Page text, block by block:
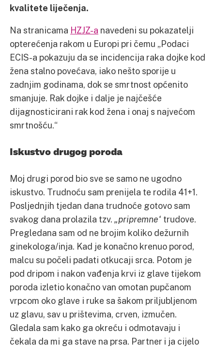
kvalitete liječenja.
Na stranicama HZJZ-a navedeni su pokazatelji
opterećenja rakom u Europi pri čemu „Podaci
ECIS-a pokazuju da se incidencija raka dojke kod
žena stalno povećava, iako nešto sporije u
zadnjim godinama, dok se smrtnost općenito
smanjuje. Rak dojke i dalje je najčešće
dijagnosticirani rak kod žena i onaj s najvećom
smrtnošću.“
Iskustvo drugog poroda
Moj drugi porod bio sve se samo ne ugodno
iskustvo. Trudnoću sam prenijela te rodila 41+1.
Posljednjih tjedan dana trudnoće gotovo sam
svakog dana prolazila tzv. „pripremne“ trudove.
Pregledana sam od ne brojim koliko dežurnih
ginekologa/inja. Kad je konačno krenuo porod,
malcu su počeli padati otkucaji srca. Potom je
pod dripom i nakon vađenja krvi iz glave tijekom
poroda izletio konačno van omotan pupčanom
vrpcom oko glave i ruke sa šakom priljubljenom
uz glavu, sav u prištevima, crven, izmučen.
Gledala sam kako ga okreću i odmotavaju i
čekala da mi ga stave na prsa. Partner i ja cijelo